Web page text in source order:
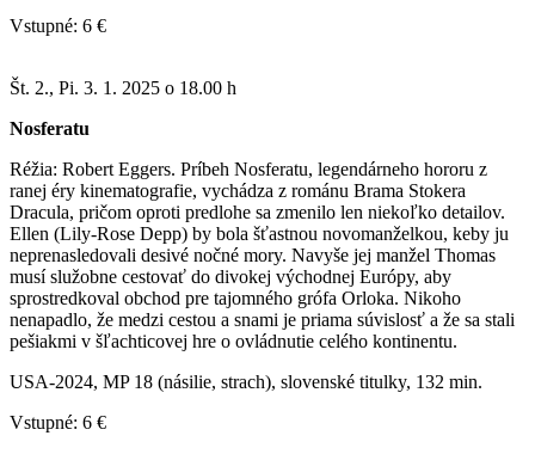
Vstupné: 6 €
Št. 2., Pi. 3. 1. 2025 o 18.00 h
Nosferatu
Réžia: Robert Eggers. Príbeh Nosferatu, legendárneho hororu z
ranej éry kinematografie, vychádza z románu Brama Stokera
Dracula, pričom oproti predlohe sa zmenilo len niekoľko detailov.
Ellen (Lily-Rose Depp) by bola šťastnou novomanželkou, keby ju
neprenasledovali desivé nočné mory. Navyše jej manžel Thomas
musí služobne cestovať do divokej východnej Európy, aby
sprostredkoval obchod pre tajomného grófa Orloka. Nikoho
nenapadlo, že medzi cestou a snami je priama súvislosť a že sa stali
pešiakmi v šľachticovej hre o ovládnutie celého kontinentu.
USA-2024, MP 18 (násilie, strach), slovenské titulky, 132 min.
Vstupné: 6 €